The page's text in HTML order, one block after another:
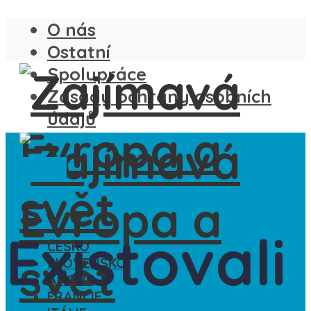
O nás
Ostatní
Spolupráce
Zásady ochrany osobních
údajů
ČESKO
SLOVENSKO
ANGLIE
FRANCIE
Existovali